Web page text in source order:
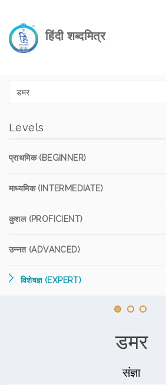
हिंदी शब्दमित्र
Levels
प्राथमिक (BEGINNER)
माध्यमिक (INTERMEDIATE)
कुशल (PROFICIENT)
उन्नत (ADVANCED)
विशेषज्ञ (EXPERT)
डमर
संज्ञा